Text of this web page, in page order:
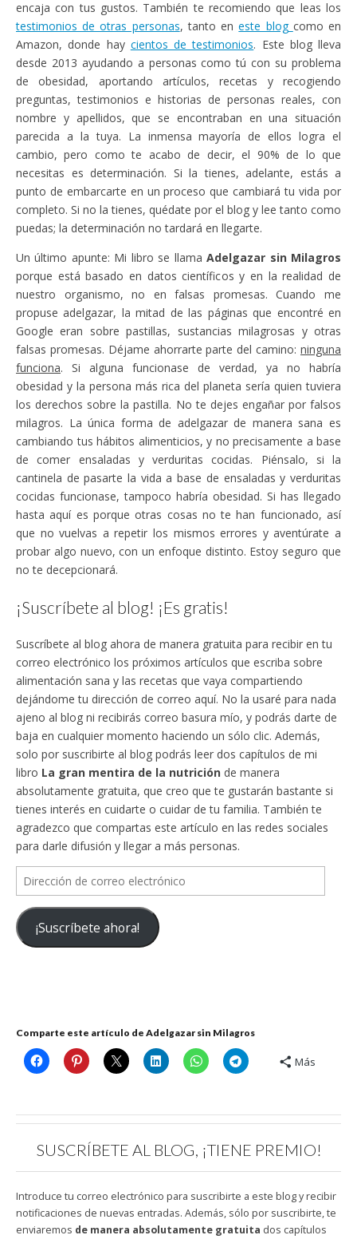
encaja con tus gustos. También te recomiendo que leas los
testimonios de otras personas, tanto eneste blog como en
Amazon, donde hay cientos de testimonios. Este blog lleva
desde 2013 ayudando a personas como tú con su problema
de obesidad, aportando artículos, recetas y recogiendo
preguntas, testimonios e historias de personas reales, con
nombre y apellidos, que se encontraban en una situación
parecida a la tuya. La inmensa mayoría de ellos logra el
cambio, pero como te acabo de decir, el 90% de lo que
necesitas es determinación. Si la tienes, adelante, estás a
punto de embarcarte en un proceso que cambiará tu vida por
completo. Si no la tienes, quédate por el blog y lee tanto como
puedas; la determinación no tardará en llegarte.
Un último apunte: Mi libro se llamaAdelgazar sin Milagros
porque está basado en datos científicos y en la realidad de
nuestro organismo, no en falsas promesas. Cuando me
propuse adelgazar, la mitad de las páginas que encontré en
Google eran sobre pastillas, sustancias milagrosas y otras
falsas promesas. Déjame ahorrarte parte del camino: ninguna
funciona. Si alguna funcionase de verdad, ya no habría
obesidad y la persona más rica del planeta sería quien tuviera
los derechos sobre la pastilla. No te dejes engañar por falsos
milagros. La única forma de adelgazar de manera sana es
cambiando tus hábitos alimenticios, y no precisamente a base
de comer ensaladas y verduritas cocidas. Piénsalo, si la
cantinela de pasarte la vida a base de ensaladas y verduritas
cocidas funcionase, tampoco habría obesidad. Si has llegado
hasta aquí es porque otras cosas no te han funcionado, así
que no vuelvas a repetir los mismos errores y aventúrate a
probar algo nuevo, con un enfoque distinto. Estoy seguro que
no te decepcionará.
¡Suscríbete al blog! ¡Es gratis!
Suscríbete al blog ahora de manera gratuita para recibir en tu
correo electrónico los próximos artículos que escriba sobre
alimentación sana y las recetas que vaya compartiendo
dejándome tu dirección de correo aquí. No la usaré para nada
ajeno al blog ni recibirás correo basura mío, y podrás darte de
baja en cualquier momento haciendo un sólo clic. Además,
solo por suscribirte al blog podrás leer dos capítulos de mi
libro La gran mentira de la nutrición de manera
absolutamente gratuita, que creo que te gustarán bastante si
tienes interés en cuidarte o cuidar de tu familia. También te
agradezco que compartas este artículo en las redes sociales
para darle difusión y llegar a más personas.
Dirección
de
correo
electrónico
¡Suscríbete ahora!
Comparte este artículo de Adelgazar sin Milagros
Más
SUSCRÍBETE AL BLOG, ¡TIENE PREMIO!
Introduce tu correo electrónico para suscribirte a este blog y recibir
notificaciones de nuevas entradas. Además, sólo por suscribirte, te
enviaremos de manera absolutamente gratuita dos capítulos